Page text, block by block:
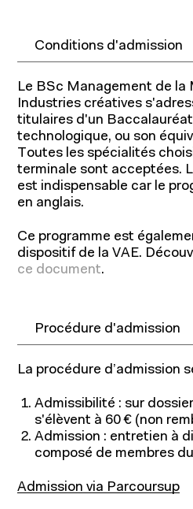
Conditions d'admission
Le BSc Management de la
Industries créatives
titulaires d'un
technologique, ou son
Toutes les spécialités
terminale sont acceptées.
est indispensable car le
en anglais.
Ce programme est
dispositif de la VAE.
ce document.
Procédure d'admission
La procédure d’admission
Admissibilité : sur
s'élèvent à 60 € (non
Admission : entretien à
composé de membres
Admission via Parcoursup